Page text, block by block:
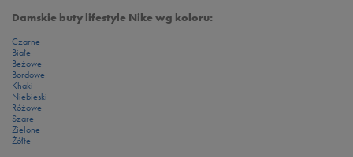
Damskie buty lifestyle Nike wg koloru:
Czarne
Białe
Beżowe
Bordowe
Khaki
Niebieski
Różowe
Szare
Zielone
Żółte